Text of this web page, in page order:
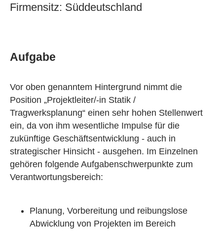
Firmensitz: Süddeutschland
Aufgabe
Vor oben genanntem Hintergrund nimmt die
Position „Projektleiter/-in Statik /
Tragwerksplanung“ einen sehr hohen Stellenwert
ein, da von ihm wesentliche Impulse für die
zukünftige Geschäftsentwicklung - auch in
strategischer Hinsicht - ausgehen. Im Einzelnen
gehören folgende Aufgabenschwerpunkte zum
Verantwortungsbereich:
Planung, Vorbereitung und reibungslose
Abwicklung von Projekten im Bereich